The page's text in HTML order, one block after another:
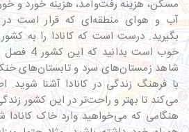
مسکن، هزینه رفت‌وآمد، هزینه خورد و
آب و هوای منطقه‌ای که قرار است در
بگیرید. درست است که کانادا را به
خوب است
شاهد زمستان‌های سرد و تابستان‌های
با فرهنگ زندگی در کانادا آشنا
می‌کند تا بهتر و راحت‌تر در این کشور
هنگامی که می‌خواهید وارد خاک کانادا